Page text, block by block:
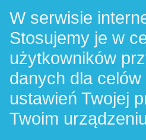
W serwisie
Stosujemy je w
użytkowników
danych dla
ustawień Twojej
Twoim